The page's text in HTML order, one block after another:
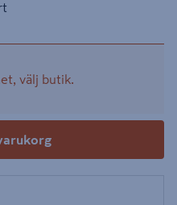
välj butik.